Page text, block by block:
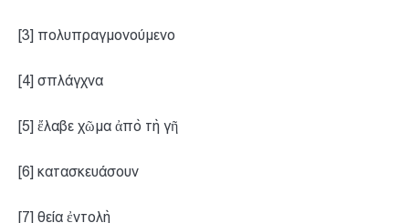
[3] πολυπραγμονούμενο
[4] σπλάγχνα
[5] ἔλαβε χῶμα ἀπὸ τὴ γῆ
[6] κατασκευάσουν
[7] θεία ἐντολὴ